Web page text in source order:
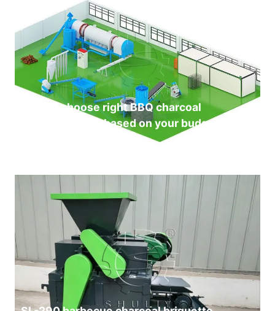
How to choose right BBQ charcoal
production line based on your budget?